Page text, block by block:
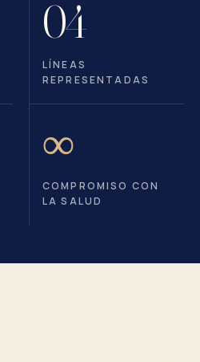
04
LÍNEAS
REPRESENTADAS
∞
COMPROMISO CON
LA SALUD